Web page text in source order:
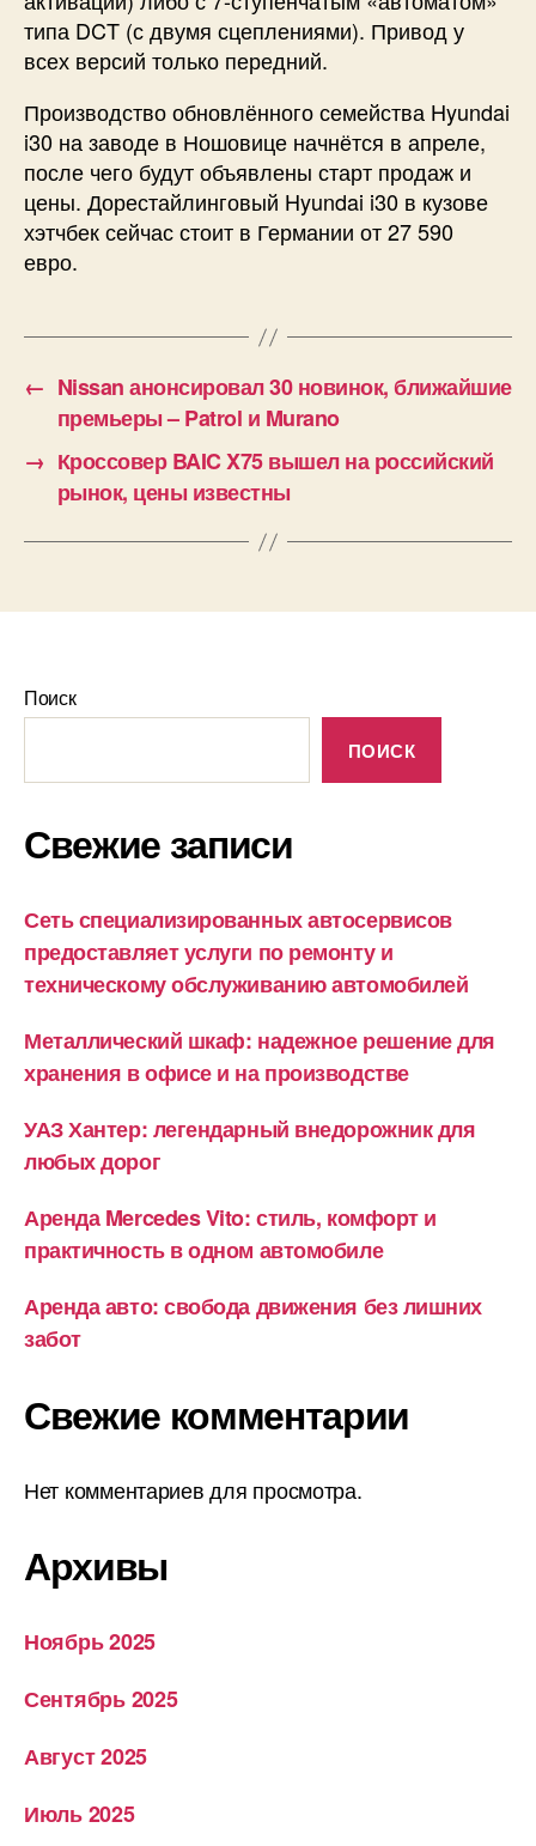
типа DCT (с двумя сцеплениями). Привод у
всех версий только передний.
Производство обновлённого семейства Hyundai
i30 на заводе в Ношовице начнётся в апреле,
после чего будут объявлены старт продаж и
цены. Дорестайлинговый Hyundai i30 в кузове
хэтчбек сейчас стоит в Германии от 27 590
евро.
← Nissan анонсировал 30 новинок, ближайшие
премьеры – Patrol и Murano
→ Кроссовер BAIC X75 вышел на российский
рынок, цены известны
Поиск
ПОИСК
Свежие записи
Сеть специализированных автосервисов
предоставляет услуги по ремонту и
техническому обслуживанию автомобилей
Металлический шкаф: надежное решение для
хранения в офисе и на производстве
УАЗ Хантер: легендарный внедорожник для
любых дорог
Аренда Mercedes Vito: стиль, комфорт и
практичность в одном автомобиле
Аренда авто: свобода движения без лишних
забот
Свежие комментарии
Нет комментариев для просмотра.
Архивы
Ноябрь 2025
Сентябрь 2025
Август 2025
Июль 2025